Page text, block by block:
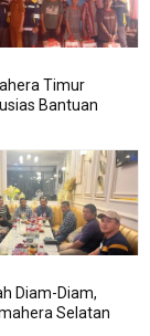
Timur
Bantuan
Diam-Diam,
Selatan